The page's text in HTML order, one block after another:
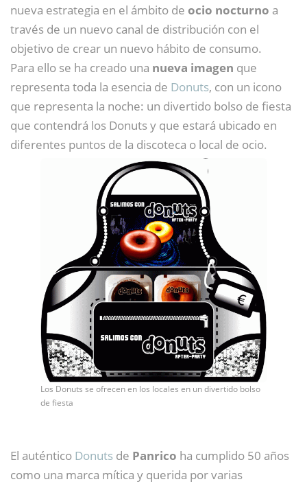
nueva estrategia en el ámbito de ocio nocturno a
través de un nuevo canal de distribución con el
objetivo de crear un nuevo hábito de consumo.
Para ello se ha creado una nueva imagen que
representa toda la esencia de Donuts, con un icono
que representa la noche: un divertido bolso de fiesta
que contendrá los Donuts y que estará ubicado en
diferentes puntos de la discoteca o local de ocio.
Los Donuts se ofrecen en los locales en un divertido bolso
de fiesta
El auténtico Donuts de Panrico ha cumplido 50 años
como una marca mítica y querida por varias